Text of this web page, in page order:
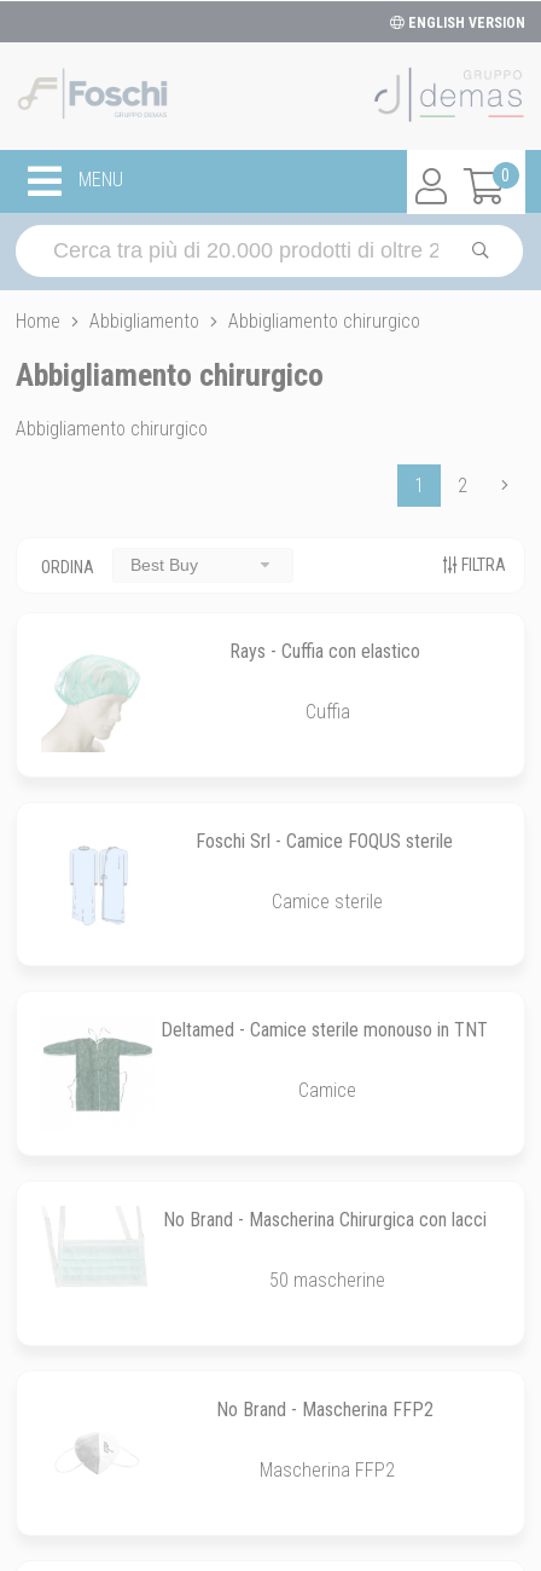
ENGLISH VERSION
0
MENU
Home Abbigliamento Abbigliamento chirurgico
Abbigliamento chirurgico
Abbigliamento chirurgico
1 2
ORDINA Best Buy FILTRA
Rays - Cuffia con elastico
Cuffia
Foschi Srl - Camice FOQUS sterile
Camice sterile
Deltamed - Camice sterile monouso in TNT
Camice
No Brand - Mascherina Chirurgica con lacci
50 mascherine
No Brand - Mascherina FFP2
Mascherina FFP2